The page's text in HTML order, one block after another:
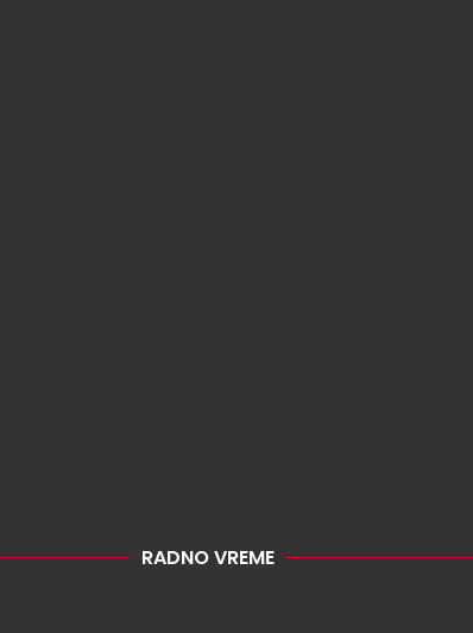
RADNO VREME